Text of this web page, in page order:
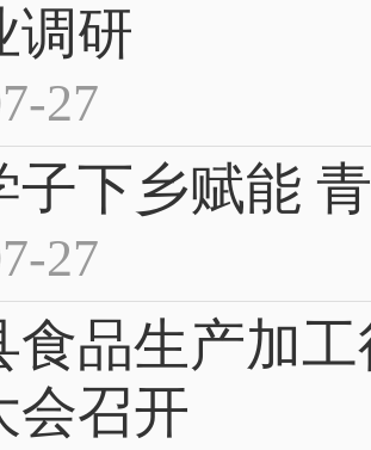
调研
27
子下乡赋能
27
食品生产加
会召开